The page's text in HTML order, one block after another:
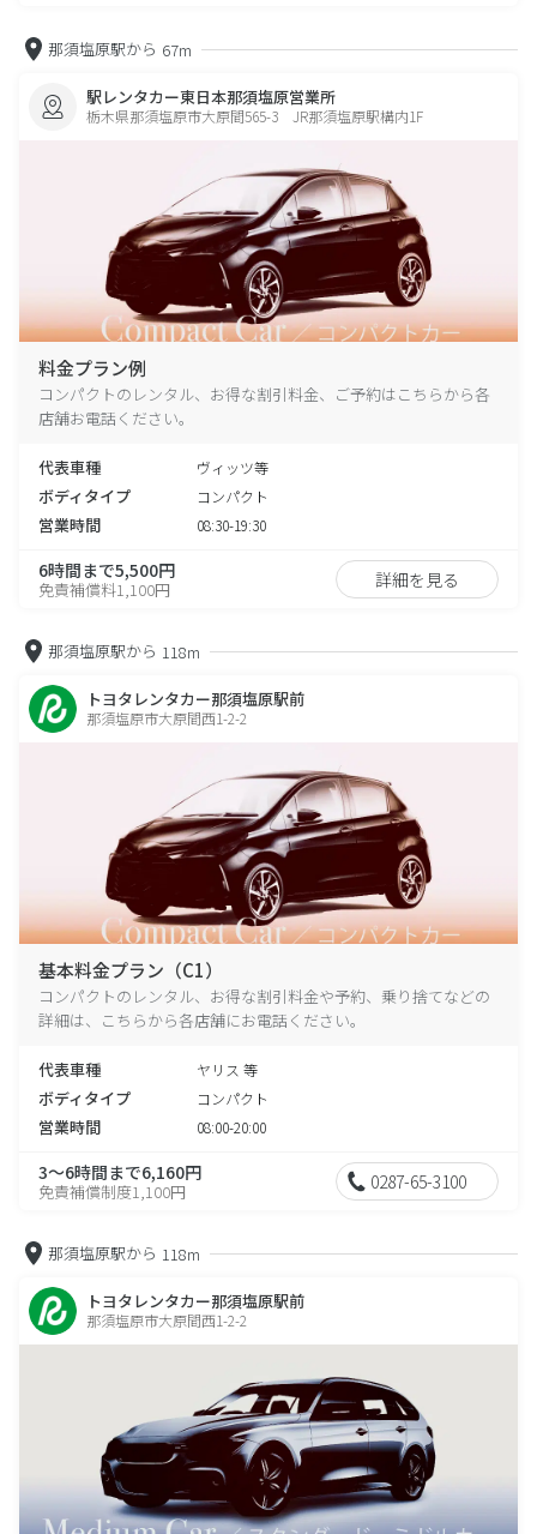
那須塩原駅から 67m
駅レンタカー東日本那須塩原営業所
栃木県那須塩原市大原間565-3 JR那須塩原駅構内1F
料金プラン例
コンパクトのレンタル、お得な割引料金、ご予約はこちらから各
店舗お電話ください。
代表車種 ヴィッツ等
ボディタイプ コンパクト
営業時間 08:30-19:30
6時間まで5,500円
免責補償料1,100円 詳細を見る
那須塩原駅から 118m
トヨタレンタカー那須塩原駅前
那須塩原市大原間西1-2-2
基本料金プラン（C1）
コンパクトのレンタル、お得な割引料金や予約、乗り捨てなどの
詳細は、こちらから各店舗にお電話ください。
代表車種 ヤリス 等
ボディタイプ コンパクト
営業時間 08:00-20:00
3～6時間まで6,160円
免責補償制度1,100円 0287-65-3100
那須塩原駅から 118m
トヨタレンタカー那須塩原駅前
那須塩原市大原間西1-2-2